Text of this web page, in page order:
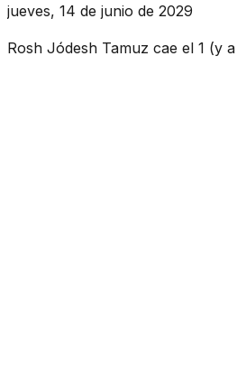
jueves, 14 de junio de 2029
Rosh Jódesh Tamuz cae el 1 (y